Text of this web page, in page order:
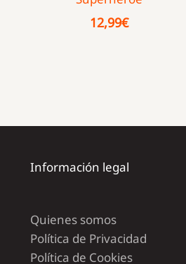
12,99€
Información legal
Quienes somos
Política de Privacidad
Política de Cookies